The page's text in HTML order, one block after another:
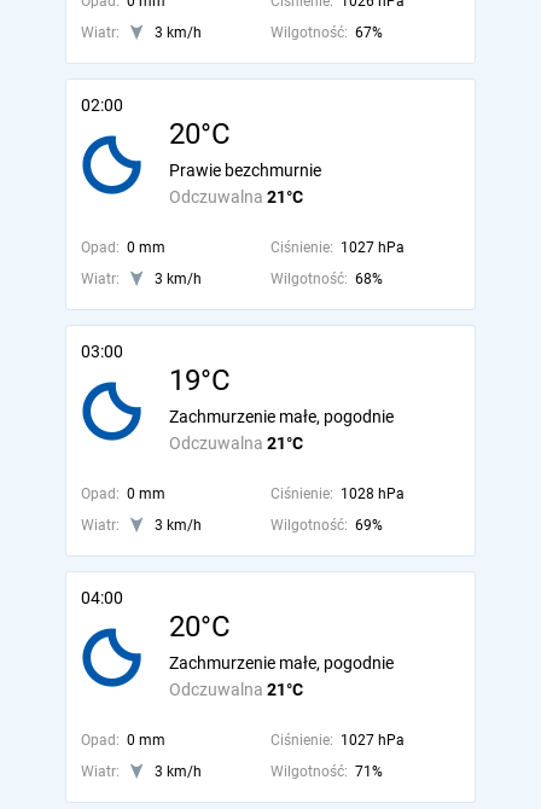
Wiatr:
3 km/h Wilgotność: 67%
02:00
20°C
Odczuwalna 21°C
Prawie bezchmurnie
Opad: 0 mm Ciśnienie: 1027 hPa
Wiatr:
3 km/h Wilgotność: 68%
03:00
19°C
Odczuwalna 21°C
Zachmurzenie małe, pogodnie
Opad: 0 mm Ciśnienie: 1028 hPa
Wiatr:
3 km/h Wilgotność: 69%
04:00
20°C
Odczuwalna 21°C
Zachmurzenie małe, pogodnie
Opad: 0 mm Ciśnienie: 1027 hPa
Wiatr:
3 km/h Wilgotność: 71%